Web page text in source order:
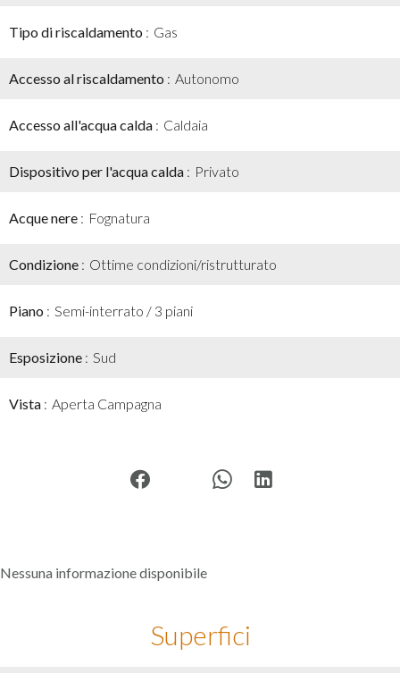
Tipo di riscaldamento Gas
Accesso al riscaldamento Autonomo
Accesso all'acqua calda Caldaia
Dispositivo per l'acqua calda Privato
Acque nere Fognatura
Condizione Ottime condizioni/ristrutturato
Piano Semi-interrato / 3 piani
Esposizione Sud
Vista Aperta Campagna
Nessuna informazione disponibile
Superfici